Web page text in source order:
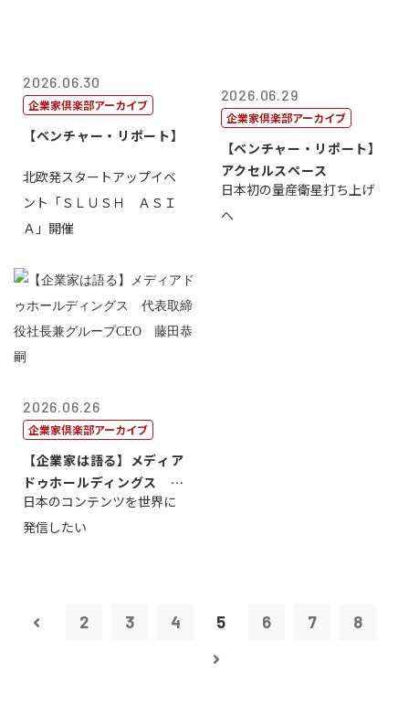
2026.06.30
企業家倶楽部アーカイブ
【ベンチャー・リポート】
北欧発スタートアップイベ
ント「ＳＬＵＳＨ ＡＳＩ
Ａ」開催
2026.06.29
企業家倶楽部アーカイブ
【ベンチャー・リポート】
アクセルスペース
日本初の量産衛星打ち上げ
へ
2026.06.26
企業家倶楽部アーカイブ
【企業家は語る】メディア
ドゥホールディングス 代
表取締役社長...
日本のコンテンツを世界に
発信したい
2 3 4 5 6 7 8